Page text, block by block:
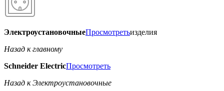
ЭлектроустановочныеПросмотретьизделия
Назад к главному
Schneider ElectricПросмотреть
Назад к Электроустановочные